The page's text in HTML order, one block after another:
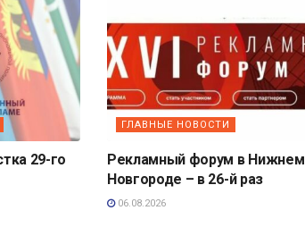
29-го
ГЛАВНЫЕ НОВОСТИ
Рекламный форум в Нижнем
Новгороде – в 26-й раз
06.08.2026